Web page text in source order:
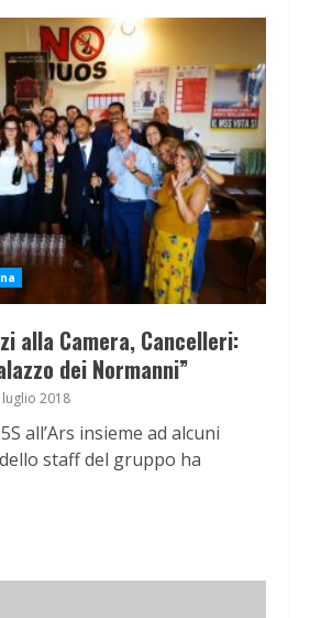
alla Camera, Cancelleri:
dei Normanni”
luglio 2018
all’Ars insieme ad alcuni
staff del gruppo ha